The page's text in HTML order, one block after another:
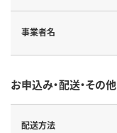
事業者名
お申込み・配送・その他
配送方法